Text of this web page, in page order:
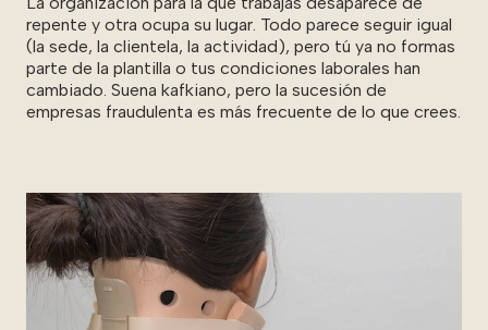
repente y otra ocupa su lugar. Todo parece seguir igual
(la sede, la clientela, la actividad), pero tú ya no formas
parte de la plantilla o tus condiciones laborales han
cambiado. Suena kafkiano, pero la sucesión de
empresas fraudulenta es más frecuente de lo que crees.